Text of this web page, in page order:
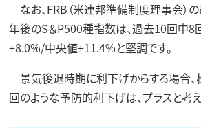
なお、FRB（米連邦準備制度理事会）
年後のS＆P500種指数は、過去10回中8
+8.0%/中央値+11.4%と堅調です。
景気後退時期に利下げからする場合、
回のような予防的利下げは、プラスと考え